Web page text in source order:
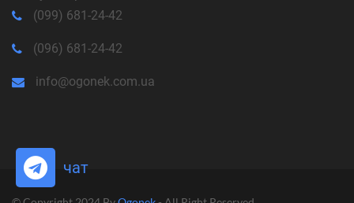
чат
(099) 681-24-42
(096) 681-24-42
info@ogonek.com.ua